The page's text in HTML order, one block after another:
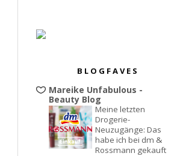
BLOGFAVES
Mareike Unfabulous -
Beauty Blog
Meine letzten
Drogerie-
Neuzugänge: Das
habe ich bei dm &
Rossmann gekauft